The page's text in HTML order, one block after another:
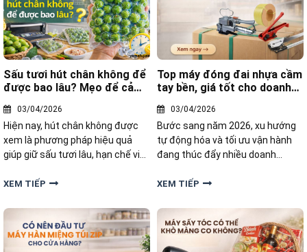
Sấu tươi hút chân không để
được bao lâu? Mẹo để cả
03/04/2026
Hiện nay, hút chân không được
xem là phương pháp hiệu quả
giúp giữ sấu tươi lâu, hạn chế vi
sấu tươi hút chân không để được
nào để đạt hiệu quả tốt nhất?
XEM TIẾP
Top máy đóng đai nhựa cầm
tay bền, giá tốt cho doanh
03/04/2026
Bước sang năm 2026, xu hướng
tự động hóa và tối ưu vận hành
đang thúc đẩy nhiều doanh
đóng đai cầm tay bền bỉ. Bài viết
máy đóng đai nhựa cầm tay
đáng đầu tư nhất hiện nay
XEM TIẾP